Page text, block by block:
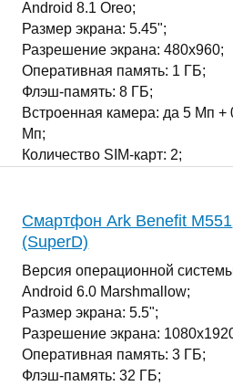
Android 8.1 Oreo;
Размер экрана: 5.45";
Разрешение экрана: 480x960;
Оперативная память: 1 ГБ;
Флэш-память: 8 ГБ;
Встроенная камера: да 5 Мп +
Мп;
Количество SIM-карт: 2;
Смартфон Ark Benefit M551
(SuperD)
Версия операционной
Android 6.0 Marshmallow;
Размер экрана: 5.5";
Разрешение экрана:
Оперативная память: 3 ГБ;
Флэш-память: 32 ГБ;